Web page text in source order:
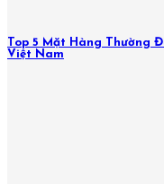
Top 5 Mặt Hàng Thường
Việt Nam